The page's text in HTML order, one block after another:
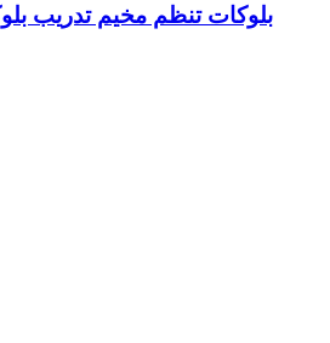
بلوكات تنظم مخيم تدريب